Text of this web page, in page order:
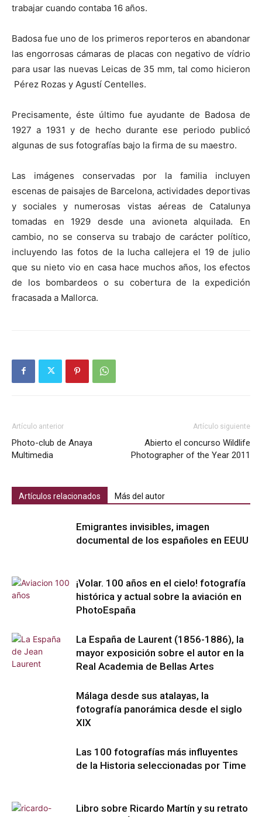
trabajar cuando contaba 16 años.
Badosa fue uno de los primeros reporteros en abandonar
las engorrosas cámaras de placas con negativo de vídrio
para usar las nuevas Leicas de 35 mm, tal como hicieron
Pérez Rozas y Agustí Centelles.
Precisamente, éste último fue ayudante de Badosa de
1927 a 1931 y de hecho durante ese periodo publicó
algunas de sus fotografías bajo la firma de su maestro.
Las imágenes conservadas por la familia incluyen
escenas de paisajes de Barcelona, actividades deportivas
y sociales y numerosas vistas aéreas de Catalunya
tomadas en 1929 desde una avioneta alquilada. En
cambio, no se conserva su trabajo de carácter político,
incluyendo las fotos de la lucha callejera el 19 de julio
que su nieto vio en casa hace muchos años, los efectos
de los bombardeos o su cobertura de la expedición
fracasada a Mallorca.
Artículo anterior
Photo-club de Anaya
Multimedia
Artículo siguiente
Abierto el concurso Wildlife
Photographer of the Year 2011
Artículos relacionados Más del autor
Emigrantes invisibles, imagen
documental de los españoles en EEUU
¡Volar. 100 años en el cielo! fotografía
histórica y actual sobre la aviación en
PhotoEspaña
La España de Laurent (1856-1886), la
mayor exposición sobre el autor en la
Real Academia de Bellas Artes
Málaga desde sus atalayas, la
fotografía panorámica desde el siglo
XIX
Las 100 fotografías más influyentes
de la Historia seleccionadas por Time
Libro sobre Ricardo Martín y su retrato